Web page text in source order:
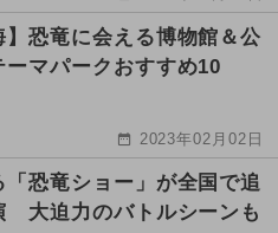
】恐竜に会える博物館＆公
ーマパークおすすめ10
2023年02月02日
「恐竜ショー」が全国で追
大迫力のバトルシーンも